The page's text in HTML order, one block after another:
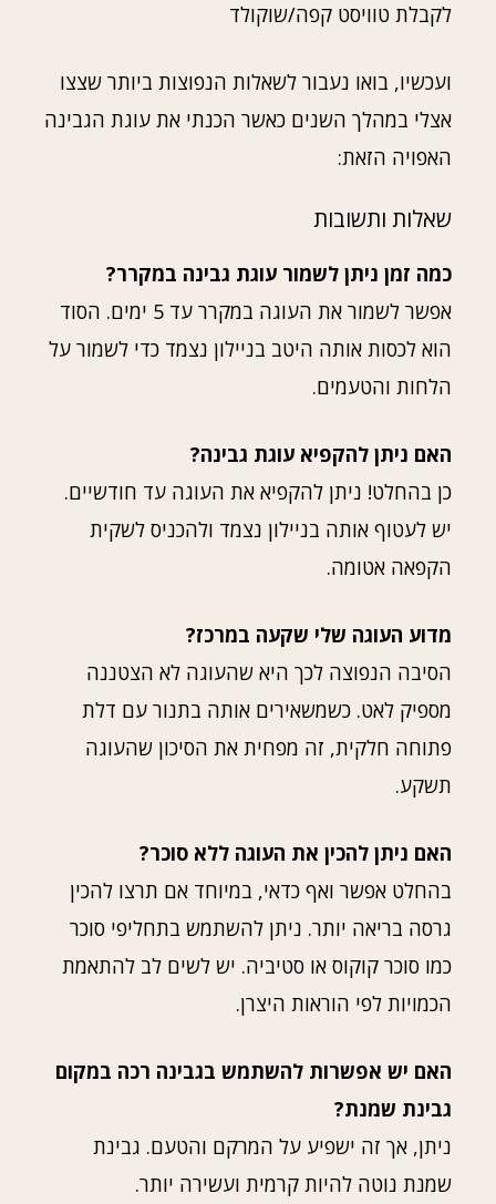
לקבלת טוויסט קפה/שוקולד
ועכשיו, בואו נעבור לשאלות הנפוצות ביותר שצצו
אצלי במהלך השנים כאשר הכנתי את עוגת הגבינה
האפויה הזאת:
שאלות ותשובות
כמה זמן ניתן לשמור עוגת גבינה במקרר?
אפשר לשמור את העוגה במקרר עד 5 ימים. הסוד
הוא לכסות אותה היטב בניילון נצמד כדי לשמור על
הלחות והטעמים.
האם ניתן להקפיא עוגת גבינה?
כן בהחלט! ניתן להקפיא את העוגה עד חודשיים.
יש לעטוף אותה בניילון נצמד ולהכניס לשקית
הקפאה אטומה.
מדוע העוגה שלי שקעה במרכז?
הסיבה הנפוצה לכך היא שהעוגה לא הצטננה
מספיק לאט. כשמשאירים אותה בתנור עם דלת
פתוחה חלקית, זה מפחית את הסיכון שהעוגה
תשקע.
האם ניתן להכין את העוגה ללא סוכר?
בהחלט אפשר ואף כדאי, במיוחד אם תרצו להכין
גרסה בריאה יותר. ניתן להשתמש בתחליפי סוכר
כמו סוכר קוקוס או סטיביה. יש לשים לב להתאמת
הכמויות לפי הוראות היצרן.
האם יש אפשרות להשתמש בגבינה רכה במקום
גבינת שמנת?
ניתן, אך זה ישפיע על המרקם והטעם. גבינת
שמנת נוטה להיות קרמית ועשירה יותר.